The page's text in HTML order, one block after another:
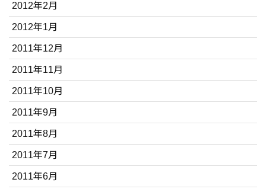
2012年2月
2012年1月
2011年12月
2011年11月
2011年10月
2011年9月
2011年8月
2011年7月
2011年6月